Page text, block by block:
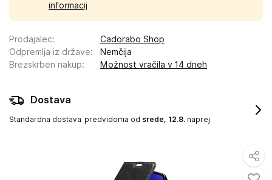
informacij
Prodajalec:
Cadorabo Shop
Odpremlja iz države:
Nemčija
Brezskrben nakup: Možnost vračila v 14 dneh
Dostava
Standardna dostava predvidoma od srede, 12.8. naprej